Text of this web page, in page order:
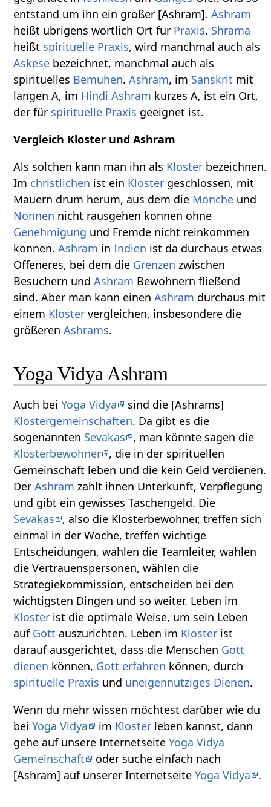
entstand um ihn ein großer [Ashram].Ashram
heißt übrigens wörtlich Ort für Praxis. Shrama
heißt spirituelle Praxis, wird manchmal auch als
Askese bezeichnet, manchmal auch als
spirituelles Bemühen.Ashram, im Sanskrit mit
langen A, im Hindi Ashram kurzes A, ist ein Ort,
der für spirituelle Praxis geeignet ist.
Vergleich Kloster und Ashram
Als solchen kann man ihn als Kloster bezeichnen.
Im christlichen ist ein Kloster geschlossen, mit
Mauern drum herum, aus dem die Mönche und
Nonnen nicht rausgehen können ohne
Genehmigung und Fremde nicht reinkommen
können.Ashram inIndien ist da durchaus etwas
Offeneres, bei dem die Grenzen zwischen
Besuchern undAshram Bewohnern fließend
sind. Aber man kann einenAshram durchaus mit
einem Kloster vergleichen, insbesondere die
größerenAshrams.
Yoga Vidya Ashram
Auch beiYoga Vidya
sind die [Ashrams]
Klostergemeinschaften. Da gibt es die
sogenannten Sevakas
, man könnte sagen die
Klosterbewohner , die in der spirituellen
Gemeinschaft leben und die kein Geld verdienen.
DerAshram zahlt ihnen Unterkunft, Verpflegung
und gibt ein gewisses Taschengeld. Die
Sevakas
, also die Klosterbewohner, treffen sich
einmal in der Woche, treffen wichtige
Entscheidungen, wählen die Teamleiter, wählen
die Vertrauenspersonen, wählen die
Strategiekommission, entscheiden bei den
wichtigsten Dingen und so weiter. Leben im
Kloster ist die optimale Weise, um sein Leben
auf Gott auszurichten. Leben im Kloster ist
darauf ausgerichtet, dass die Menschen Gott
dienen können, Gott erfahren können, durch
spirituelle Praxis und uneigennütziges Dienen.
Wenn du mehr wissen möchtest darüber wie du
beiYoga Vidya im Kloster leben kannst, dann
gehe auf unsere InternetseiteYoga Vidya
Gemeinschaft
oder suche einfach nach
[Ashram] auf unserer InternetseiteYoga Vidya .